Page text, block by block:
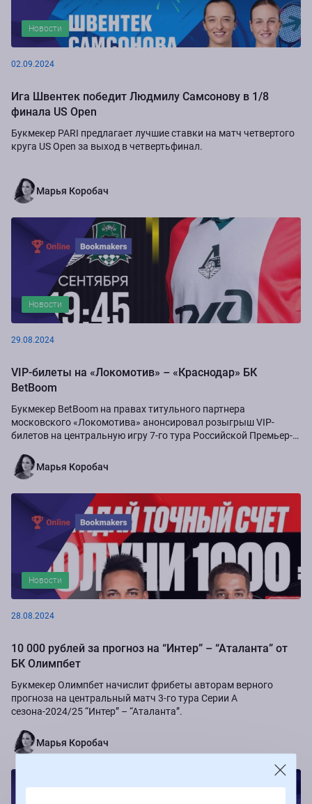
Новости
02.09.2024
Ига Швентек победит Людмилу Самсонову в 1/8
финала US Open
Букмекер PARI предлагает лучшие ставки на матч четвертого
круга US Open за выход в четвертьфинал.
Марья Коробач
Новости
29.08.2024
VIP-билеты на «Локомотив» – «Краснодар» БК
BetBoom
Букмекер BetBoom на правах титульного партнера
московского «Локомотива» анонсировал розыгрыш VIP-
билетов на центральную игру 7-го тура Российской Премьер-
Марья Коробач
Новости
28.08.2024
10 000 рублей за прогноз на “Интер” – “Аталанта” от
БК Олимпбет
Букмекер Олимпбет начислит фрибеты авторам верного
прогноза на центральный матч 3-го тура Серии А
сезона-2024/25 “Интер” – “Аталанта”.
Марья Коробач